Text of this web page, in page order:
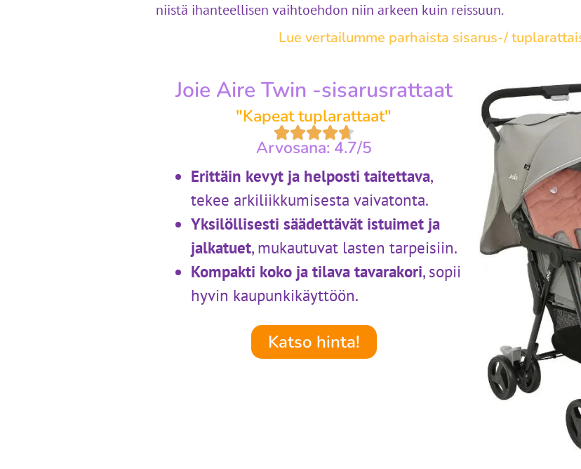
niistä ihanteellisen vaihtoehdon niin arkeen kuin reissuun.
Lue vertailumme parhaista sisarus-/
Joie Aire Twin -sisarusrattaat
"Kapeat tuplarattaat"
Arvosana: 4.7/5
Erittäin kevyt ja helposti taitettava,
tekee arkiliikkumisesta vaivatonta.
Yksilöllisesti säädettävät istuimet ja
jalkatuet, mukautuvat lasten tarpeisiin.
Kompakti koko ja tilava tavarakori, sopii
hyvin kaupunkikäyttöön.
Katso hinta!